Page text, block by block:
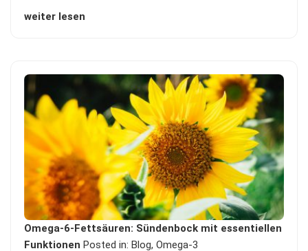
weiter lesen
Omega-6-Fettsäuren: Sündenbock mit essentiellen
Funktionen Posted in: Blog,Omega-3